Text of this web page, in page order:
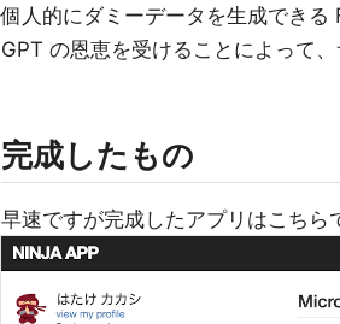
個人的にダミーデータを生成でき
GPT の恩恵を受けることによって
完成したもの
早速ですが完成したアプリはこちら